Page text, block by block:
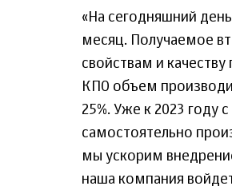
«На сегодняшний
месяц. Получаемое
свойствам и
КПО объем
25%. Уже к 2023 году
самостоятельно
мы ускорим
наша компания